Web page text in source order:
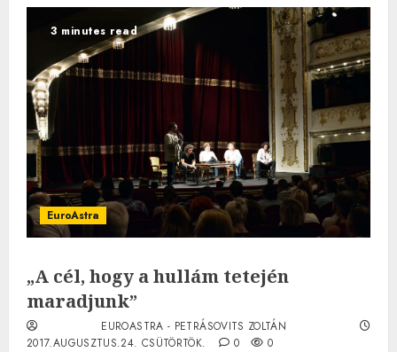
3 minutes read
EuroAstra
„A cél, hogy a hullám tetején
maradjunk”
EUROASTRA - PETRÁSOVITS ZOLTÁN
2017.AUGUSZTUS.24. CSÜTÖRTÖK.
0 0